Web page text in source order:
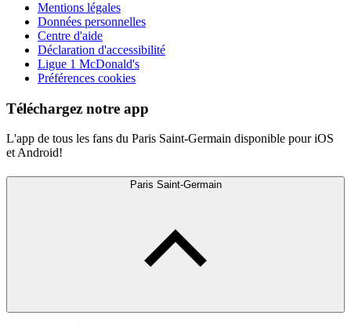
Mentions légales
Données personnelles
Centre d'aide
Déclaration d'accessibilité
Ligue 1 McDonald's
Préférences cookies
Téléchargez notre app
L'app de tous les fans du Paris Saint-Germain disponible pour iOS
et Android!
Paris Saint-Germain